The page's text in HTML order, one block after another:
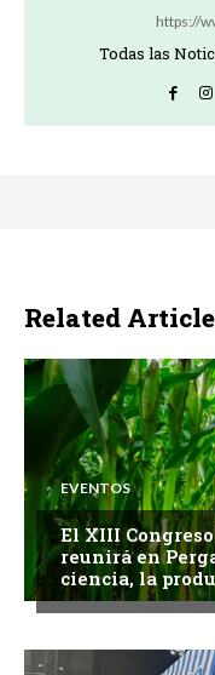
https://
Todas las
Related
EVENTOS
El XIII
reunirá en
ciencia, la